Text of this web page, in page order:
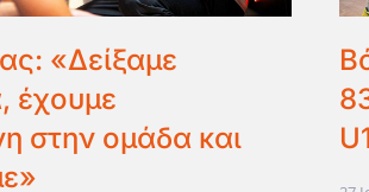
«Δείξαμε
έχουμε
στην ομάδα και